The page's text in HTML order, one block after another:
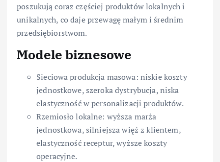
poszukują coraz częściej produktów lokalnych i
unikalnych, co daje przewagę małym i średnim
przedsiębiorstwom.
Modele biznesowe
Sieciowa produkcja masowa: niskie koszty
jednostkowe, szeroka dystrybucja, niska
elastyczność w personalizacji produktów.
Rzemiosło lokalne: wyższa marża
jednostkowa, silniejsza więź z klientem,
elastyczność receptur, wyższe koszty
operacyjne.